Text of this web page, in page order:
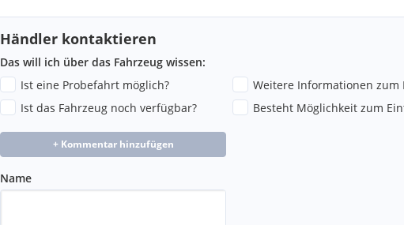
Händler kontaktieren
Das will ich über das Fahrzeug wissen:
Ist eine Probefahrt möglich?
Weitere Informationen zum
Ist das Fahrzeug noch verfügbar?
Besteht Möglichkeit zum
+ Kommentar hinzufügen
Name